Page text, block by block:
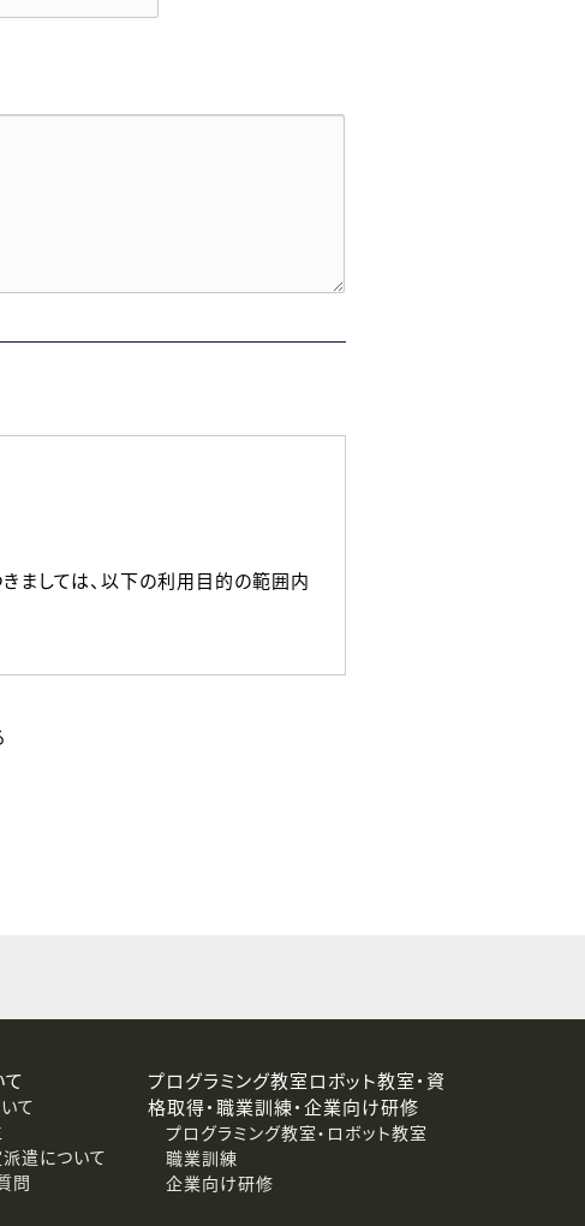
ましては、以下の利用目的の範囲内
。
、消去および第三者への提供停止）
て
遣について
問
プログラミング教室ロボット教室・資
格取得・職業訓練・企業向け研修
プログラミング教室・ロボット教室
職業訓練
企業向け研修